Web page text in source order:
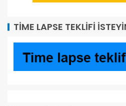
TIME LAPSE TEKLIFI